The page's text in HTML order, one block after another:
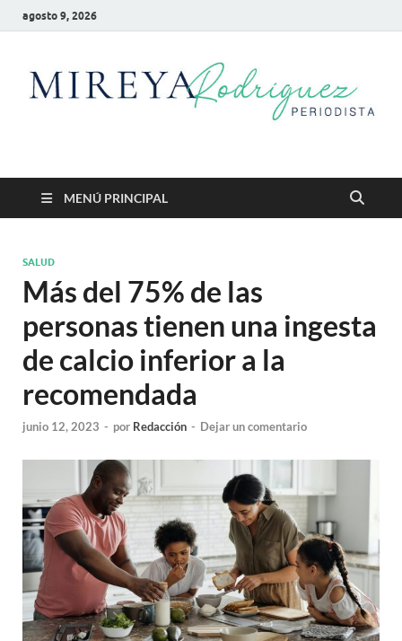
agosto 9, 2026
Mireya Rodriguez
MENÚ PRINCIPAL
SALUD
Más del 75% de las
personas tienen una ingesta
de calcio inferior a la
recomendada
junio 12, 2023 - por Redacción - Dejar un comentario